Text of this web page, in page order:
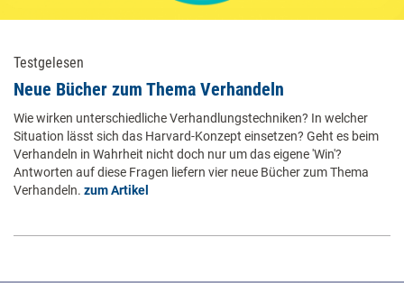
Testgelesen
Neue Bücher zum Thema Verhandeln
Wie wirken unterschiedliche Verhandlungstechniken? In welcher
Situation lässt sich das Harvard-Konzept einsetzen? Geht es beim
Verhandeln in Wahrheit nicht doch nur um das eigene 'Win'?
Antworten auf diese Fragen liefern vier neue Bücher zum Thema
Verhandeln. zum Artikel